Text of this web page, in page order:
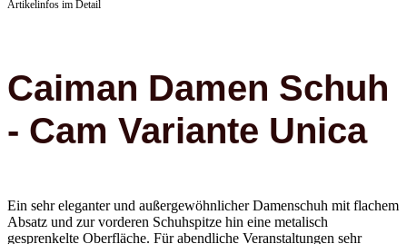
Artikelinfos im Detail
Caiman Damen Schuh
- Cam Variante Unica
Ein sehr eleganter und außergewöhnlicher Damenschuh mit flachem
Absatz und zur vorderen Schuhspitze hin eine metalisch
gesprenkelte Oberfläche. Für abendliche Veranstaltungen sehr